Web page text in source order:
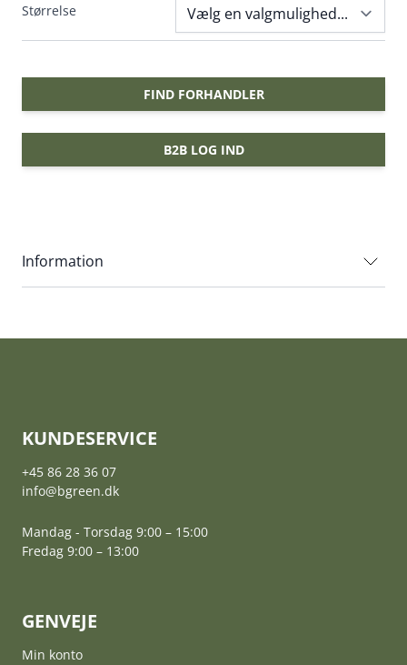
Størrelse
FIND FORHANDLER
B2B LOG IND
Information
KUNDESERVICE
+45 86 28 36 07
info@bgreen.dk
Mandag - Torsdag 9:00 – 15:00
Fredag 9:00 – 13:00
GENVEJE
Min konto